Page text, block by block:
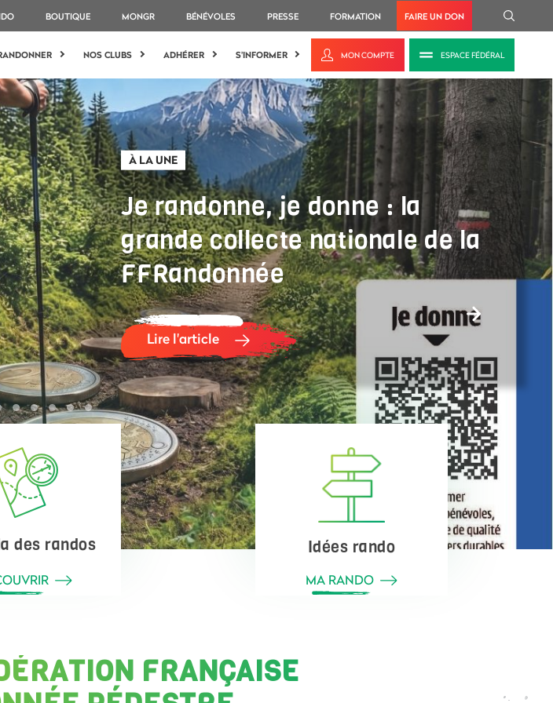
BOUTIQUE MONGR BÉNÉVOLES PRESSE FORMATION FAIRE UN DON
NOS CLUBS ADHÉRER S'INFORMER MON COMPTE ESPACE FÉDÉRAL
À LA UNE
Je randonne, je donne : la
grande collecte nationale de la
FFRandonnée
Lire l'article
Next
des randos Idées rando
MA RANDO
FRANÇAISE